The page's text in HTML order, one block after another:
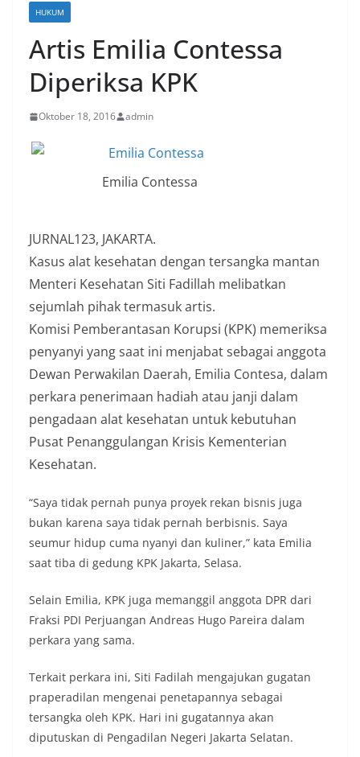
HUKUM
Artis Emilia Contessa
Diperiksa KPK
Oktober 18, 2016 admin
Emilia Contessa
JURNAL123, JAKARTA.
Kasus alat kesehatan dengan tersangka mantan
Menteri Kesehatan Siti Fadillah melibatkan
sejumlah pihak termasuk artis.
Komisi Pemberantasan Korupsi (KPK) memeriksa
penyanyi yang saat ini menjabat sebagai anggota
Dewan Perwakilan Daerah, Emilia Contesa, dalam
perkara penerimaan hadiah atau janji dalam
pengadaan alat kesehatan untuk kebutuhan
Pusat Penanggulangan Krisis Kementerian
Kesehatan.
“Saya tidak pernah punya proyek rekan bisnis juga
bukan karena saya tidak pernah berbisnis. Saya
seumur hidup cuma nyanyi dan kuliner,” kata Emilia
saat tiba di gedung KPK Jakarta, Selasa.
Selain Emilia, KPK juga memanggil anggota DPR dari
Fraksi PDI Perjuangan Andreas Hugo Pareira dalam
perkara yang sama.
Terkait perkara ini, Siti Fadilah mengajukan gugatan
praperadilan mengenai penetapannya sebagai
tersangka oleh KPK. Hari ini gugatannya akan
diputuskan di Pengadilan Negeri Jakarta Selatan.